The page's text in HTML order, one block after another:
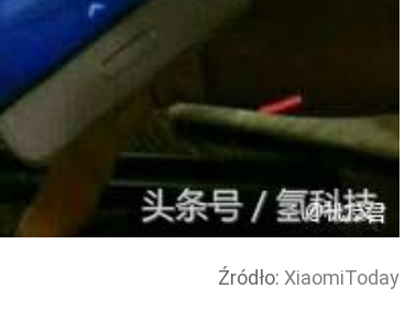
Źródło: XiaomiToday